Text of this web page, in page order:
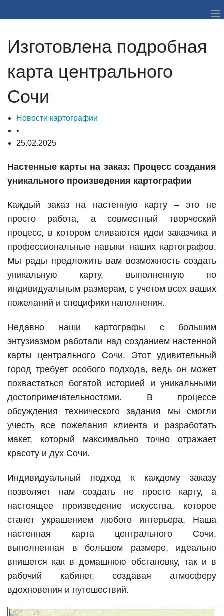
Материал
Портфолио
Цены и скидки
Оборудование
Изготовлена подробная
карта центрального
Сочи
Новости картографии
•
25.02.2025
Настенные карты на заказ: Процесс создания
уникального произведения картографии
Каждый заказ на настенную карту – это не
просто работа, а совместный творческий
процесс, в котором сливаются идеи заказчика и
профессиональные навыки наших картографов.
Мы рады предложить вам возможность создать
уникальную карту, выполненную по
индивидуальным размерам, с учетом всех ваших
пожеланий и специфики наполнения.
Недавно наши картографы с большим
энтузиазмом работали над созданием настенной
карты центрального Сочи. Этот удивительный
город требует особого подхода, ведь он может
похвастаться богатой историей и уникальными
достопримечательностями. В процессе
обсуждения технического задания мы смогли
учесть все пожелания клиента и разработать
макет, который максимально точно отражает
красоту и дух Сочи.
Индивидуальный подход к каждому заказу
позволяет нам создать не просто карту, а
настоящее произведение искусства, которое
станет украшением любого интерьера. Наша
настенная карта центрального Сочи,
выполненная в большом размере, идеально
впишется как в домашнюю обстановку, так и в
рабочий кабинет, создавая атмосферу
вдохновения и путешествий.